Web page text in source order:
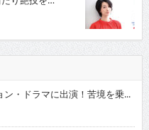
・ドラマに出演！苦境を乗...